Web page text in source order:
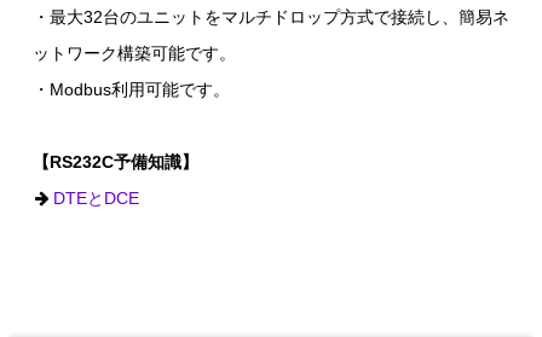
・最大32台のユニットをマルチドロップ方式で接続し、簡易ネ
ットワーク構築可能です。
・Modbus利用可能です。
【RS232C予備知識】
DTEとDCE